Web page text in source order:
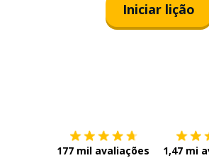
Iniciar lição
177 mil avaliações 1,47 mi